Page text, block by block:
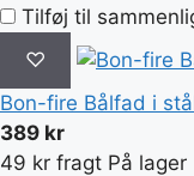
Tilføj til
♡
Bon-fire Bålfad i
389 kr
49 kr fragt På lager